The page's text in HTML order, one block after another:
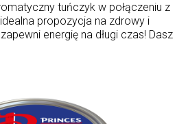
tuńczyk w połączeniu z
propozycja na zdrowy i
energię na długi czas! Dasz